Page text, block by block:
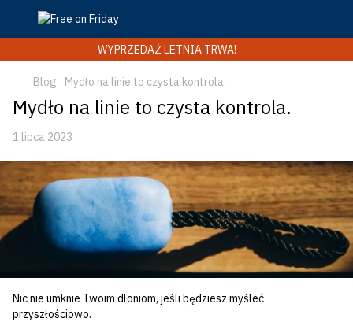
WYPRZEDAŻ LETNIA TRWA!
Blog Mydło na linie to czysta kontrola.
Mydło na linie to czysta kontrola.
1 lipca 2023
Nic nie umknie Twoim dłoniom, jeśli będziesz myśleć
przyszłościowo.